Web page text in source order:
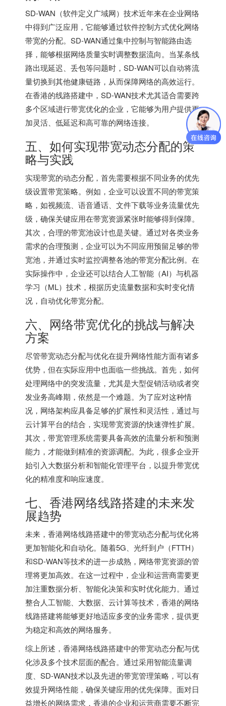
SD-WAN（软件定义广域网）技术近年来在企业网络
中得到广泛应用，它能够通过软件控制方式优化网络
带宽的分配。SD-WAN通过集中控制与智能路由选
择，能够根据网络质量实时调整数据流向。当某条线
路出现延迟、丢包等问题时，SD-WAN可以自动将流
量切换到其他健康链路，从而保障网络的高效运行。
在香港的线路搭建中，SD-WAN技术尤其适合需要跨
多个区域进行带宽优化的企业，它能够为用户提供更
加灵活、低延迟和高可靠的网络连接。
五、如何实现带宽动态分配的策
略与实践
实现带宽的动态分配，首先需要根据不同业务的优先
级设置带宽策略。例如，企业可以设置不同的带宽策
略，如视频流、语音通话、文件下载等业务流量优先
级，确保关键应用在带宽资源紧张时能够得到保障。
其次，合理的带宽池设计也是关键。通过对各类业务
需求的合理预测，企业可以为不同应用预留足够的带
宽池，并通过实时监控调整各池的带宽分配比例。在
实际操作中，企业还可以结合人工智能（AI）与机器
学习（ML）技术，根据历史流量数据和实时变化情
况，自动优化带宽分配。
六、网络带宽优化的挑战与解决
方案
尽管带宽动态分配与优化在提升网络性能方面有诸多
优势，但在实际应用中也面临一些挑战。首先，如何
处理网络中的突发流量，尤其是大型促销活动或者突
发业务高峰期，依然是一个难题。为了应对这种情
况，网络架构应具备足够的扩展性和灵活性，通过与
云计算平台的结合，实现带宽资源的快速弹性扩展。
其次，带宽管理系统需要具备高效的流量分析和预测
能力，才能做到精准的资源调配。为此，很多企业开
始引入大数据分析和智能化管理平台，以提升带宽优
化的精准度和响应速度。
七、香港网络线路搭建的未来发
展趋势
未来，香港网络线路搭建中的带宽动态分配与优化将
更加智能化和自动化。随着5G、光纤到户（FTTH）
和SD-WAN等技术的进一步成熟，网络带宽资源的管
理将更加高效。在这一过程中，企业和运营商需要更
加注重数据分析、智能化决策和实时优化能力。通过
整合人工智能、大数据、云计算等技术，香港的网络
线路搭建将能够更好地适应多变的业务需求，提供更
为稳定和高效的网络服务。
综上所述，香港网络线路搭建中的带宽动态分配与优
化涉及多个技术层面的配合。通过采用智能流量调
度、SD-WAN技术以及先进的带宽管理策略，可以有
效提升网络性能，确保关键应用的优先保障。面对日
益增长的网络需求，香港的企业和运营商需要不断完